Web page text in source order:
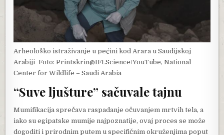
Arheološko istraživanje u pećini kod Arara u Saudijskoj
ArabijiFoto: Printskrin@IFLScience/YouTube, National
Center for Wildlife – Saudi Arabia
“Suve ljušture” sačuvale tajnu
Mumifikacija sprečava raspadanje očuvanjem mrtvih tela, a
iako su egipatske mumije najpoznatije, ovaj proces se može
dogoditi i prirodnim putem u specifičnim okruženjima poput